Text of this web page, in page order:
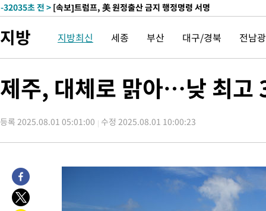
-29735초 전 > [속보] 뉴욕증시, 일제 하락 마감…나스닥 0.06%↓
-29735초 전 >
[속보] 뉴욕증시, 일제 하락 마감…나스닥 0.06%↓
지방 지방최신 세종 부산 대구/경북 전남
제주, 대체로 맑아…낮 최고
등록 2025.08.01 05:01:00 수정 2025.08.01 10:00:23